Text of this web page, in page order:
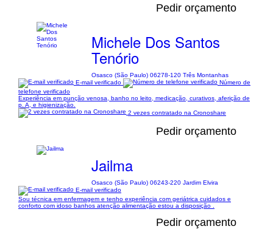
Pedir orçamento
Michele Dos Santos
Tenório
Osasco (São Paulo) 06278-120 Três Montanhas
E-mail verificado
Número de
telefone verificado
Experiência em punção venosa, banho no leito, medicação, curativos, aferição de
p. A, e higienização.
2 vezes contratado na Cronoshare
Pedir orçamento
Jailma
Osasco (São Paulo) 06243-220 Jardim Elvira
E-mail verificado
Sou técnica em enfermagem e tenho experiência com geriátrica cuidados e
conforto com idoso banhos atenção alimentação estou a disposição .
Pedir orçamento